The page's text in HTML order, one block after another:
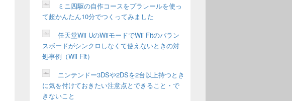
ミニ四駆の自作コースをプラレールを使っ
て超かんたん10分でつくってみました
任天堂Wii UのWiiモードでWii Fitのバラン
スボードがシンクロしなくて使えないときの対
処事例（Wii Fit）
ニンテンドー3DSや2DSを2台以上持つとき
に気を付けておきたい注意点とできること・で
きないこと